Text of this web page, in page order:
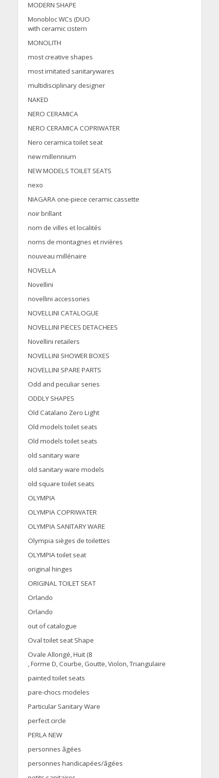
MODERN SHAPE
Monobloc WCs (DUO
with ceramic cistern
MONOLITH
most creative shapes
most imitated sanitarywares
multidisciplinary designer
NAKED
NERO CERAMICA
NERO CERAMICA COPRIWATER
Nero ceramica toilet seat
new millennium
NEW MODELS TOILET SEATS
nexo
NIAGARA one-piece ceramic cassette
noir brillant
nom de villes et localités
noms de montagnes et rivières
nouveau millénaire
NOVELLA
Novellini
novellini accessories
NOVELLINI CATALOGUE
NOVELLINI PIECES DETACHEES
Novellini retailers
NOVELLINI SHOWER BOXES
NOVELLINI SPARE PARTS
Odd and peculiar series
ODDLY SHAPES
Old Catalano Zero Light
Old models toilet seats
Old models toilet seats
old sanitary ware
old sanitary ware models
old square toilet seats
OLYMPIA
OLYMPIA COPRIWATER
OLYMPIA SANITARY WARE
Olympia sièges de toilettes
OLYMPIA toilet seat
original hinges
ORIGINAL TOILET SEAT
Orlando
Orlando
out of catalogue
Oval toilet seat Shape
Ovale Allongé, Huit (8
, Forme D, Courbe, Goutte, Violon, Triangulaire
painted toilet seats
pare-chocs modeles
Particular Sanitary Ware
perfect circle
PERLA NEW
personnes âgées
personnes handicapées/âgées